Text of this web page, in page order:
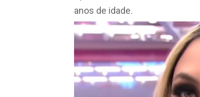
anos de idade.